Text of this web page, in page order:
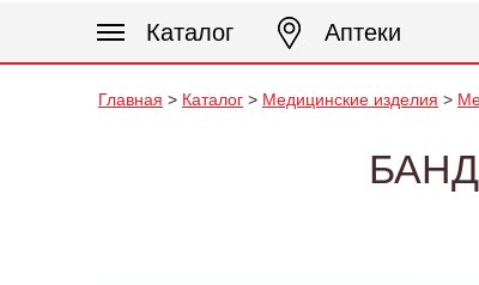
Каталог Аптеки
Главная > Каталог > Медицинские изделия >